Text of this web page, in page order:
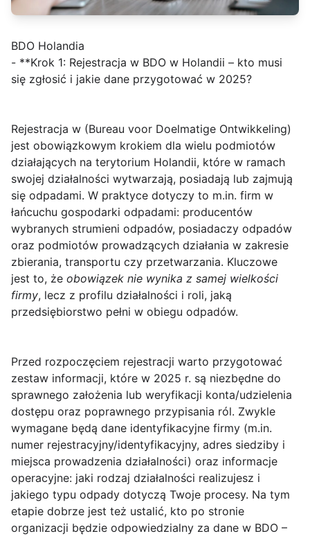
BDO Holandia
- **Krok 1: Rejestracja w BDO w Holandii – kto musi
się zgłosić i jakie dane przygotować w 2025?
Rejestracja w (Bureau voor Doelmatige Ontwikkeling)
jest obowiązkowym krokiem dla wielu podmiotów
działających na terytorium Holandii, które w ramach
swojej działalności wytwarzają, posiadają lub zajmują
się odpadami. W praktyce dotyczy to m.in. firm w
łańcuchu gospodarki odpadami: producentów
wybranych strumieni odpadów, posiadaczy odpadów
oraz podmiotów prowadzących działania w zakresie
zbierania, transportu czy przetwarzania. Kluczowe
jest to, że obowiązek nie wynika z samej wielkości
firmy, lecz z profilu działalności i roli, jaką
przedsiębiorstwo pełni w obiegu odpadów.
Przed rozpoczęciem rejestracji warto przygotować
zestaw informacji, które w 2025 r. są niezbędne do
sprawnego założenia lub weryfikacji konta/udzielenia
dostępu oraz poprawnego przypisania ról. Zwykle
wymagane będą dane identyfikacyjne firmy (m.in.
numer rejestracyjny/identyfikacyjny, adres siedziby i
miejsca prowadzenia działalności) oraz informacje
operacyjne: jaki rodzaj działalności realizujesz i
jakiego typu odpady dotyczą Twoje procesy. Na tym
etapie dobrze jest też ustalić, kto po stronie
organizacji będzie odpowiedzialny za dane w BDO –